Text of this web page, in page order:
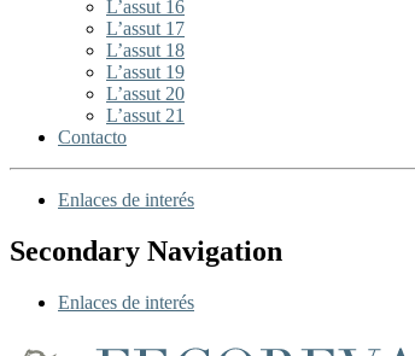
L’assut 16
L’assut 17
L’assut 18
L’assut 19
L’assut 20
L’assut 21
Contacto
Enlaces de interés
Secondary Navigation
Enlaces de interés